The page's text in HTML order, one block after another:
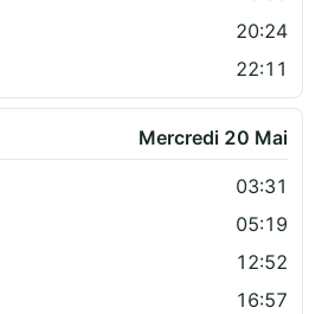
20:24
22:11
Mercredi 20 Mai
03:31
05:19
12:52
16:57